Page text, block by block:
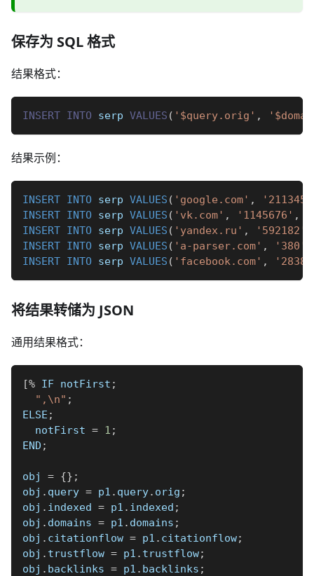
保存为 SQL 格式
结果格式：
INSERT INTO serp VALUES ( '$query.orig' ,
结果示例：
INSERT INTO serp VALUES ( 'google.com' ,
INSERT INTO serp VALUES ( 'vk.com' , '1145676' ,
INSERT INTO serp VALUES ( 'yandex.ru' , '592182'
INSERT INTO serp VALUES ( 'a-parser.com' , '380'
INSERT INTO serp VALUES ( 'facebook.com' ,
将结果转储为 JSON
通用结果格式：
[% IF notFirst ;
",\n" ;
ELSE ;
  notFirst
= 1 ;
END ;
obj = {} ;
obj . query = p1 . query. orig ;
obj . indexed = p1 . indexed ;
obj . domains = p1 . domains ;
obj . citationflow = p1 . citationflow;
obj . trustflow = p1 . trustflow;
obj . backlinks = p1 . backlinks ;